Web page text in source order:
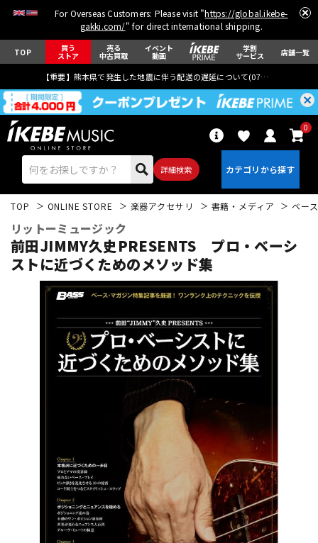
For Overseas Customers: Please visit "https://global.ikebe-
gakki.com/" for direct international shipping.
TOP 買う
ストア
売る
中古買取
イベント
動画
学割
サービス 店舗一覧
【重要】熊本県で発生した地震に伴う配送の遅延について(07月29日
詳細検索
0
エレキギター アコギ/エレアコ
ベース ウクレレ
電子ピアノ
管楽器 その他楽器
TOP ONLINE STORE 楽器アクセサリ 書籍・メディア ベース
リットーミュージック
前田JIMMY久史PRESENTS プロ・ベーシ
ストに近づくためのメソッド集